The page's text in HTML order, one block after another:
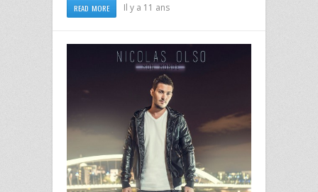
READ MORE Il y a 11 ans